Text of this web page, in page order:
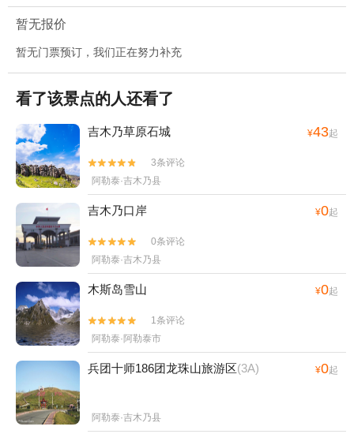
暂无报价
暂无门票预订，我们正在努力补充
看了该景点的人还看了
吉木乃草原石城 ¥43起


3条评论
阿勒泰·吉木乃县
吉木乃口岸 ¥0起


0条评论
阿勒泰·吉木乃县
木斯岛雪山 ¥0起


1条评论
阿勒泰·阿勒泰市
兵团十师186团龙珠山旅游区(3A) ¥0起
阿勒泰·吉木乃县